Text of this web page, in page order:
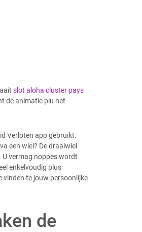
slot aloha cluster pays
de animatie plu het
Verloten app gebruikt.
een wiel? De draaiwiel
vermag noppes wordt
enkelvoudig plus
vinden te jouw persoonlijke
de